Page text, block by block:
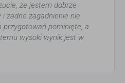
że jestem dobrze
żadne zagadnienie nie
przygotowań pominięte, a
wysoki wynik jest w